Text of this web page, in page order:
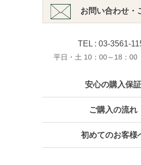
お問い合わせ・
TEL : 03-3561-
平日・土 10：00～18：00
安心の購入保証
ご購入の流れ
初めてのお客様